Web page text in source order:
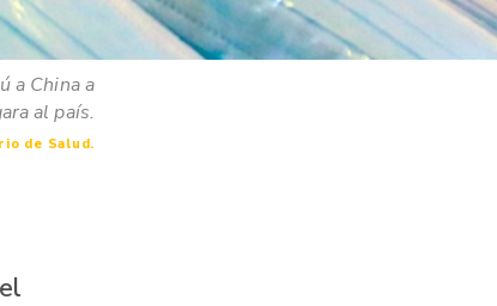
a China a
al país.
de Salud.